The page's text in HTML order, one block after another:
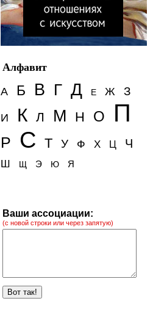
Алфавит
А
Б В Г Д Е Ж З
И К Л М Н О П
Р С Т У Ф Х Ц Ч
Ш Щ Э Ю Я
Ваши ассоциации:
(с новой строки или через запятую)